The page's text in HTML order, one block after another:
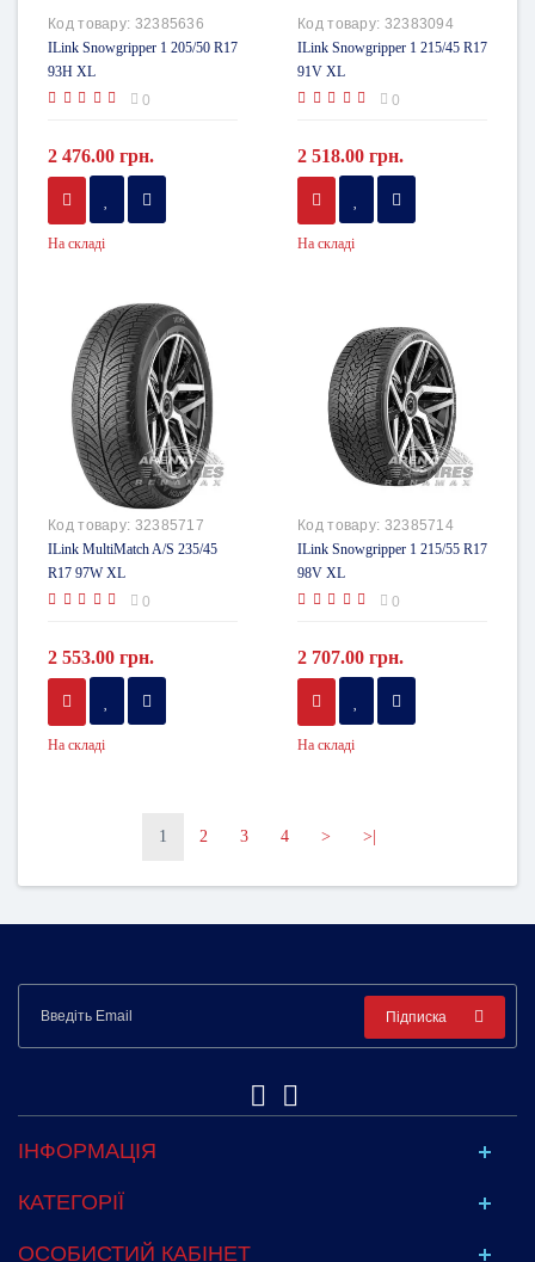
Код товару: 32385636
ILink Snowgripper 1 205/50 R17
93H XL
0
2 476.00 грн.
На складі
Код товару: 32383094
ILink Snowgripper 1 215/45 R17
91V XL
0
2 518.00 грн.
На складі
Код товару: 32385717
ILink MultiMatch A/S 235/45
R17 97W XL
0
2 553.00 грн.
На складі
Код товару: 32385714
ILink Snowgripper 1 215/55 R17
98V XL
0
2 707.00 грн.
На складі
1 2 3 4 > >|
Підписка
ІНФОРМАЦІЯ
КАТЕГОРІЇ
ОСОБИСТИЙ КАБІНЕТ